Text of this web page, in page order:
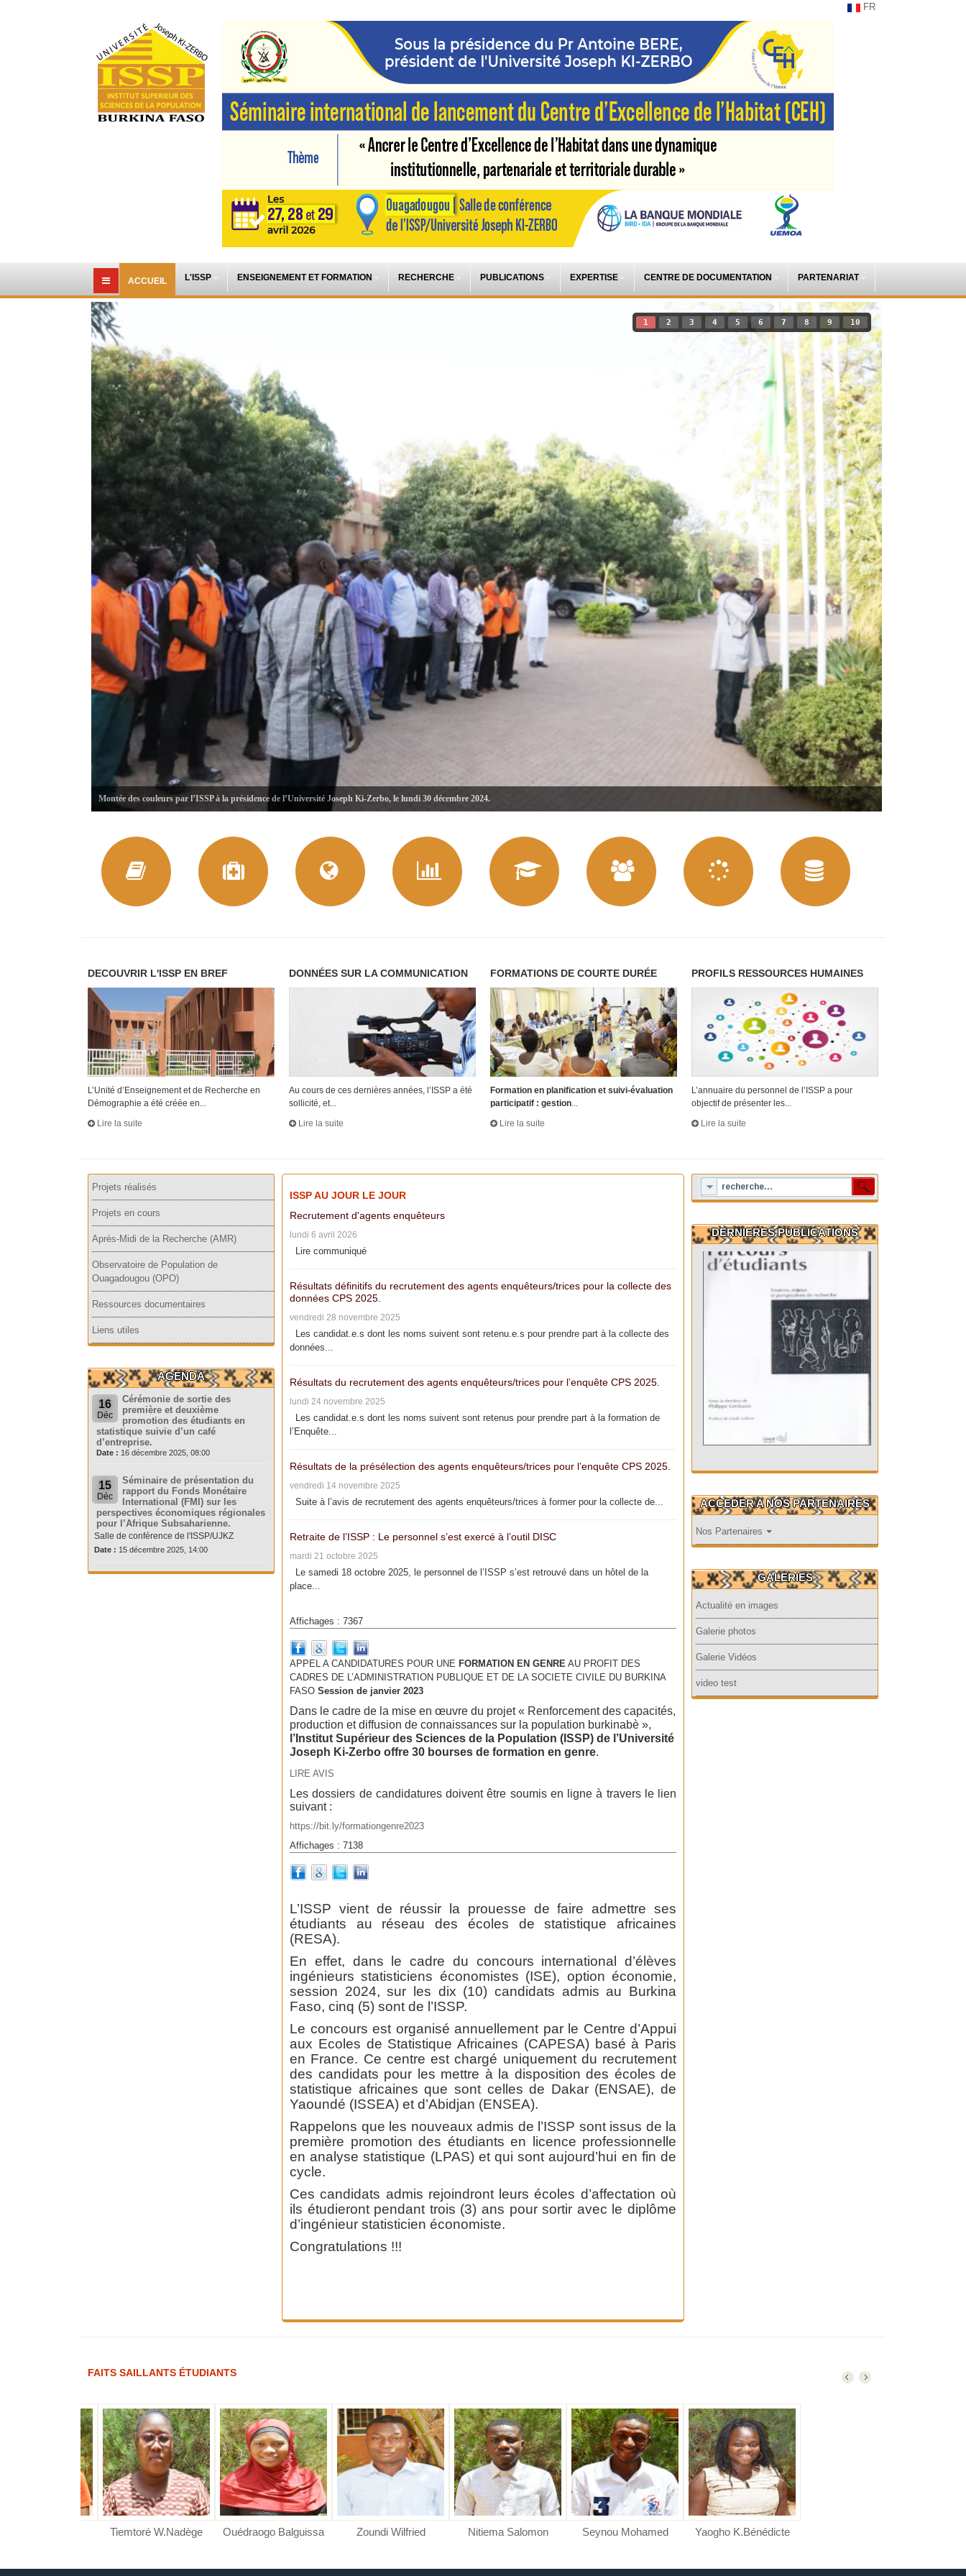
FR
ACCUEIL L'ISSP ENSEIGNEMENT ET FORMATION RECHERCHE PUBLICATIONS EXPERTISE CENTRE DE DOCUMENTATION PARTENARIAT
1 2 3 4 5 6 7 8 9 10
Montée des couleurs par l’ISSP à la présidence de l’Université Joseph Ki-Zerbo, le lundi 30 décembre 2024.
DECOUVRIR L'ISSP EN BREF
L’Unité d’Enseignement et de Recherche en
Démographie a été créée en...
Lire la suite
DONNÉES SUR LA COMMUNICATION
Au cours de ces dernières années, l’ISSP a été
sollicité, et...
Lire la suite
FORMATIONS DE COURTE DURÉE
Formation en planification et suivi-évaluation
participatif : gestion
Lire la suite
PROFILS RESSOURCES HUMAINES
L’annuaire du personnel de l’ISSP a pour
objectif de présenter les...
Lire la suite
ISSP AU JOUR LE JOUR
Recrutement d'agents enquêteurs
lundi 6 avril 2026
Lire communiqué
Résultats définitifs du recrutement des agents enquêteurs/trices pour la collecte des
données CPS 2025.
vendredi 28 novembre 2025
Les candidat.e.s dont les noms suivent sont retenu.e.s pour prendre part à la collecte des
données...
Résultats du recrutement des agents enquêteurs/trices pour l’enquête CPS 2025.
lundi 24 novembre 2025
Les candidat.e.s dont les noms suivent sont retenus pour prendre part à la formation de
l’Enquête...
Résultats de la présélection des agents enquêteurs/trices pour l’enquête CPS 2025.
vendredi 14 novembre 2025
Suite à l’avis de recrutement des agents enquêteurs/trices à former pour la collecte de...
Retraite de l’ISSP : Le personnel s’est exercé à l’outil DISC
mardi 21 octobre 2025
Le samedi 18 octobre 2025, le personnel de l’ISSP s’est retrouvé dans un hôtel de la
place...
Affichages : 7367
APPEL A CANDIDATURES POUR UNE FORMATION EN GENRE AU PROFIT DES
CADRES DE L’ADMINISTRATION PUBLIQUE ET DE LA SOCIETE CIVILE DU BURKINA
FASO Session de janvier 2023
Dans le cadre de la mise en œuvre du projet « Renforcement des capacités,
production et diffusion de connaissances sur la population burkinabè »,
l’Institut Supérieur des Sciences de la Population (ISSP) de l’Université
Joseph Ki-Zerbo offre 30 bourses de formation en genre.
LIRE AVIS
Les dossiers de candidatures doivent être soumis en ligne à travers le lien
suivant :
https://bit.ly/formationgenre2023
Affichages : 7138
L’ISSP vient de réussir la prouesse de faire admettre ses
étudiants au réseau des écoles de statistique africaines
(RESA).
En effet, dans le cadre du concours international d’élèves
ingénieurs statisticiens économistes (ISE), option économie,
session 2024, sur les dix (10) candidats admis au Burkina
Faso, cinq (5) sont de l’ISSP.
Le concours est organisé annuellement par le Centre d’Appui
aux Ecoles de Statistique Africaines (CAPESA) basé à Paris
en France. Ce centre est chargé uniquement du recrutement
des candidats pour les mettre à la disposition des écoles de
statistique africaines que sont celles de Dakar (ENSAE), de
Yaoundé (ISSEA) et d’Abidjan (ENSEA).
Rappelons que les nouveaux admis de l’ISSP sont issus de la
première promotion des étudiants en licence professionnelle
en analyse statistique (LPAS) et qui sont aujourd’hui en fin de
cycle.
Ces candidats admis rejoindront leurs écoles d’affectation où
ils étudieront pendant trois (3) ans pour sortir avec le diplôme
d’ingénieur statisticien économiste.
Congratulations !!!
Projets réalisés
Projets en cours
Après-Midi de la Recherche (AMR)
Observatoire de Population de
Ouagadougou (OPO)
Ressources documentaires
Liens utiles
AGENDA
16
Déc
Cérémonie de sortie des
première et deuxième
promotion des étudiants en
statistique suivie d’un café
d’entreprise.
Date : 16 décembre 2025, 08:00
15
Déc
Séminaire de présentation du
rapport du Fonds Monétaire
International (FMI) sur les
perspectives économiques régionales
pour l’Afrique Subsaharienne.
Salle de conférence de l'ISSP/UJKZ
Date : 15 décembre 2025, 14:00
DERNIERES PUBLICATIONS
ACCEDER A NOS PARTENAIRES
Nos Partenaires
GALERIES
Actualité en images
Galerie photos
Galerie Vidéos
video test
FAITS SAILLANTS ÉTUDIANTS
Tiemtoré W.Nadège Ouédraogo Balguissa Zoundi Wilfried Nitiema Salomon Seynou Mohamed Yaogho K.Bénédicte